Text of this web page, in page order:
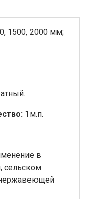
1500, 2000 мм;
1м.п.
в
сельском
нержавеющей